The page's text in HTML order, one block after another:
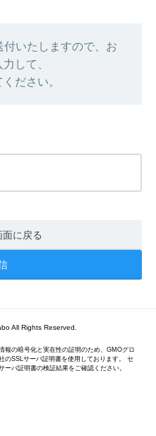
いたしますので、お
して、
ださい。
面に戻る
All Rights Reserved.
報の暗号化と実在性の証明のため、GMOグロ
のSSLサーバ証明書を使用しております。 セ
ーバ証明書の検証結果をご確認ください。